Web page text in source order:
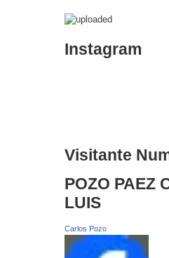
Instagram
Visitante
POZO PAEZ
LUIS
Carlos Pozo